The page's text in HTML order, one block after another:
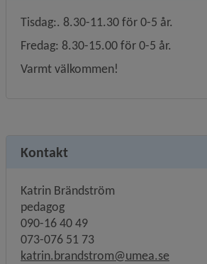
Tisdag:. 8.30-11.30 för 0-5 år.
Fredag: 8.30-15.00 för 0-5 år.
Varmt välkommen!
Kontakt
Katrin Brändström
pedagog
090-16 40 49
073-076 51 73
katrin.brandstrom@umea.se